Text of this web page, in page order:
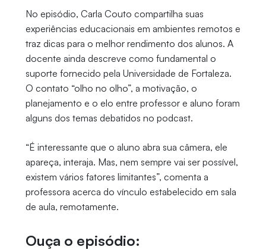
No episódio, Carla Couto compartilha suas
experiências educacionais em ambientes remotos e
traz dicas para o melhor rendimento dos alunos. A
docente ainda descreve como fundamental o
suporte fornecido pela Universidade de Fortaleza.
O contato “olho no olho”, a motivação, o
planejamento e o elo entre professor e aluno foram
alguns dos temas debatidos no podcast.
“É interessante que o aluno abra sua câmera, ele
apareça, interaja. Mas, nem sempre vai ser possível,
existem vários fatores limitantes”, comenta a
professora acerca do vínculo estabelecido em sala
de aula, remotamente.
Ouça o episódio: